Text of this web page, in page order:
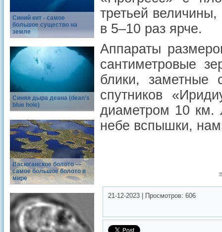
Синий кит - самое
большое существо на
земле
Синяя дыра деана (dean’s
blue hole)
Васюганское болото —
самое большое болото в
мире
третьей
в 5–10 раз ярче.
Аппараты
сантиметровые
блики,
спутников
диаметром 10 км.
небе вспышки,
21-12-2023 Просмотров: 606